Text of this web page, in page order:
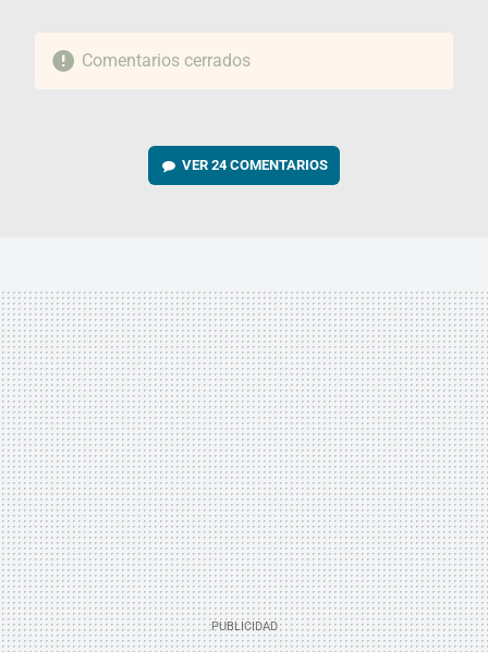
Comentarios cerrados
VER 24 COMENTARIOS